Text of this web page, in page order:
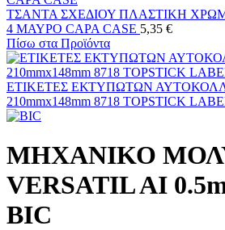
ΤΣΑΝΤΑ ΣΧΕΔΙΟΥ ΠΛΑΣΤΙΚΗ
4 ΜΑΥΡΟ CAPA CASE 5,35 €
Πίσω στα Προϊόντα
ΕΤΙΚΕΤΕΣ ΕΚΤΥΠΩΤΩΝ
210mmx148mm 8718 TOPSTICK
ΜΗΧΑΝΙΚΟ
VERSATIL AI
BIC